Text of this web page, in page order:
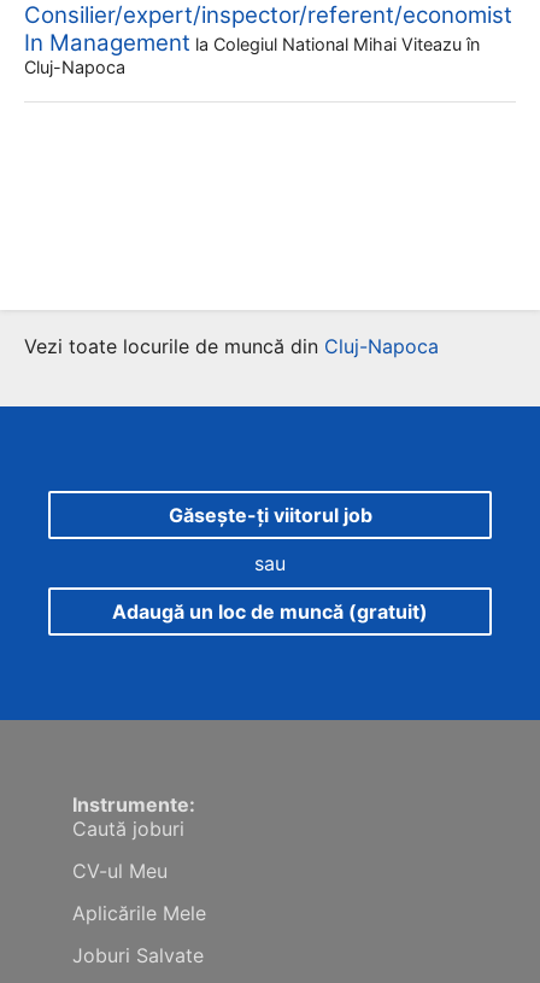
Consilier/expert/inspector/referent/economist
In Management la Colegiul National Mihai Viteazu în
Cluj-Napoca
Vezi toate locurile de muncă din Cluj-Napoca
Găsește-ți viitorul job
sau
Adaugă un loc de muncă (gratuit)
Instrumente:
Caută joburi
CV-ul Meu
Aplicările Mele
Joburi Salvate